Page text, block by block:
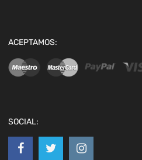
ACEPTAMOS:
SOCIAL: